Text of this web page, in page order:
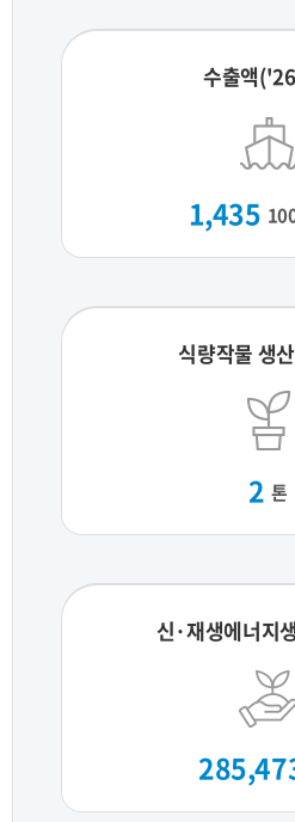
수출액
1,435
식량작물 생
2 톤
신·재생에너지